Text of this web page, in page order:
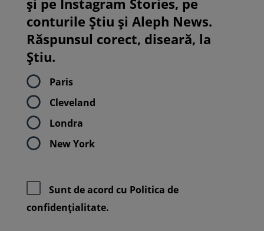
și pe Instagram Stories, pe
conturile Știu și Aleph News.
Răspunsul corect, diseară, la
Știu.
Paris
Cleveland
Londra
New York
Sunt de acord cu Politica de
confidenţialitate.